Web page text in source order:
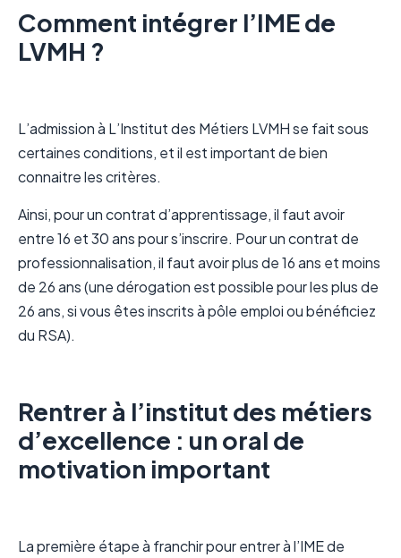
Comment intégrer l’IME de
LVMH ?
L’admission à L’Institut des Métiers LVMH se fait sous
certaines conditions, et il est important de bien
connaitre les critères.
Ainsi, pour un contrat d’apprentissage, il faut avoir
entre 16 et 30 ans pour s’inscrire. Pour un contrat de
professionnalisation, il faut avoir plus de 16 ans et moins
de 26 ans (une dérogation est possible pour les plus de
26 ans, si vous êtes inscrits à pôle emploi ou bénéficiez
du RSA).
Rentrer à l’institut des métiers
d’excellence : un oral de
motivation important
La première étape à franchir pour entrer à l’IME de